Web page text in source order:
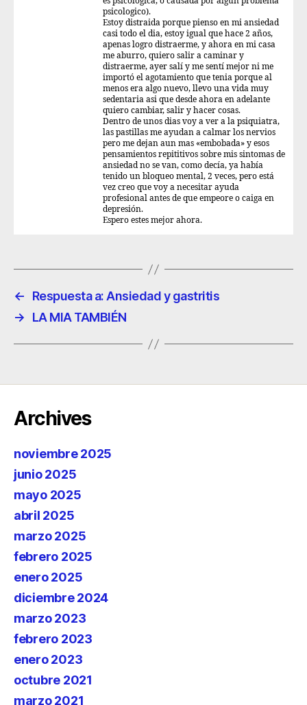
psicologico).
Estoy distraida porque pienso en mi ansiedad
casi todo el dia, estoy igual que hace 2 años,
apenas logro distraerme, y ahora en mi casa
me aburro, quiero salir a caminar y
distraerme, ayer salí y me sentí mejor ni me
importó el agotamiento que tenia porque al
menos era algo nuevo, llevo una vida muy
sedentaria asi que desde ahora en adelante
quiero cambiar, salir y hacer cosas.
Dentro de unos dias voy a ver a la psiquiatra,
las pastillas me ayudan a calmar los nervios
pero me dejan aun mas «embobada» y esos
pensamientos repititivos sobre mis sintomas de
ansiedad no se van, como decía, ya había
tenido un bloqueo mental, 2 veces, pero está
vez creo que voy a necesitar ayuda
profesional antes de que empeore o caiga en
depresión.
Espero estes mejor ahora.
←
Respuesta a: Ansiedad y gastritis
→
LA MIA TAMBIÉN
Archives
noviembre 2025
junio 2025
mayo 2025
abril 2025
marzo 2025
febrero 2025
enero 2025
diciembre 2024
marzo 2023
febrero 2023
enero 2023
octubre 2021
marzo 2021